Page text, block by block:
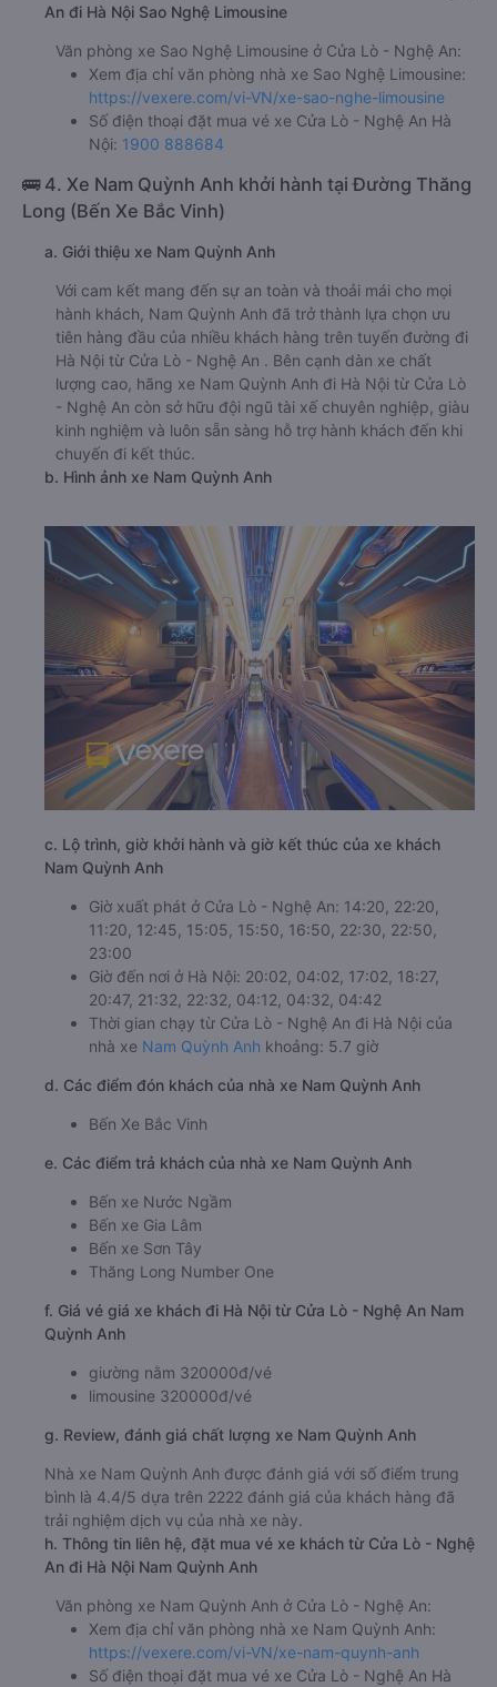
An đi Hà Nội Sao Nghệ Limousine
Văn phòng xe Sao Nghệ Limousine ở Cửa Lò - Nghệ An:
Xem địa chỉ văn phòng nhà xe Sao Nghệ Limousine:
https://vexere.com/vi-VN/xe-sao-nghe-limousine
Số điện thoại đặt mua vé xe Cửa Lò - Nghệ An Hà
Nội: 1900 888684
🚌 4. Xe Nam Quỳnh Anh khởi hành tại Đường Thăng
Long (Bến Xe Bắc Vinh)
a. Giới thiệu xe Nam Quỳnh Anh
Với cam kết mang đến sự an toàn và thoải mái cho mọi
hành khách, Nam Quỳnh Anh đã trở thành lựa chọn ưu
tiên hàng đầu của nhiều khách hàng trên tuyến đường đi
Hà Nội từ Cửa Lò - Nghệ An . Bên cạnh dàn xe chất
lượng cao, hãng xe Nam Quỳnh Anh đi Hà Nội từ Cửa Lò
- Nghệ An còn sở hữu đội ngũ tài xế chuyên nghiệp, giàu
kinh nghiệm và luôn sẵn sàng hỗ trợ hành khách đến khi
chuyến đi kết thúc.
b. Hình ảnh xe Nam Quỳnh Anh
c. Lộ trình, giờ khởi hành và giờ kết thúc của xe khách
Nam Quỳnh Anh
Giờ xuất phát ở Cửa Lò - Nghệ An: 14:20, 22:20,
11:20, 12:45, 15:05, 15:50, 16:50, 22:30, 22:50,
23:00
Giờ đến nơi ở Hà Nội: 20:02, 04:02, 17:02, 18:27,
20:47, 21:32, 22:32, 04:12, 04:32, 04:42
Thời gian chạy từ Cửa Lò - Nghệ An đi Hà Nội của
nhà xe Nam Quỳnh Anh khoảng: 5.7 giờ
d. Các điểm đón khách của nhà xe Nam Quỳnh Anh
Bến Xe Bắc Vinh
e. Các điểm trả khách của nhà xe Nam Quỳnh Anh
Bến xe Nước Ngầm
Bến xe Gia Lâm
Bến xe Sơn Tây
Thăng Long Number One
f. Giá vé giá xe khách đi Hà Nội từ Cửa Lò - Nghệ An Nam
Quỳnh Anh
giường nằm 320000đ/vé
limousine 320000đ/vé
g. Review, đánh giá chất lượng xe Nam Quỳnh Anh
Nhà xe Nam Quỳnh Anh được đánh giá với số điểm trung
bình là 4.4/5 dựa trên 2222 đánh giá của khách hàng đã
trải nghiệm dịch vụ của nhà xe này.
h. Thông tin liên hệ, đặt mua vé xe khách từ Cửa Lò - Nghệ
An đi Hà Nội Nam Quỳnh Anh
Văn phòng xe Nam Quỳnh Anh ở Cửa Lò - Nghệ An:
Xem địa chỉ văn phòng nhà xe Nam Quỳnh Anh:
https://vexere.com/vi-VN/xe-nam-quynh-anh
Số điện thoại đặt mua vé xe Cửa Lò - Nghệ An Hà